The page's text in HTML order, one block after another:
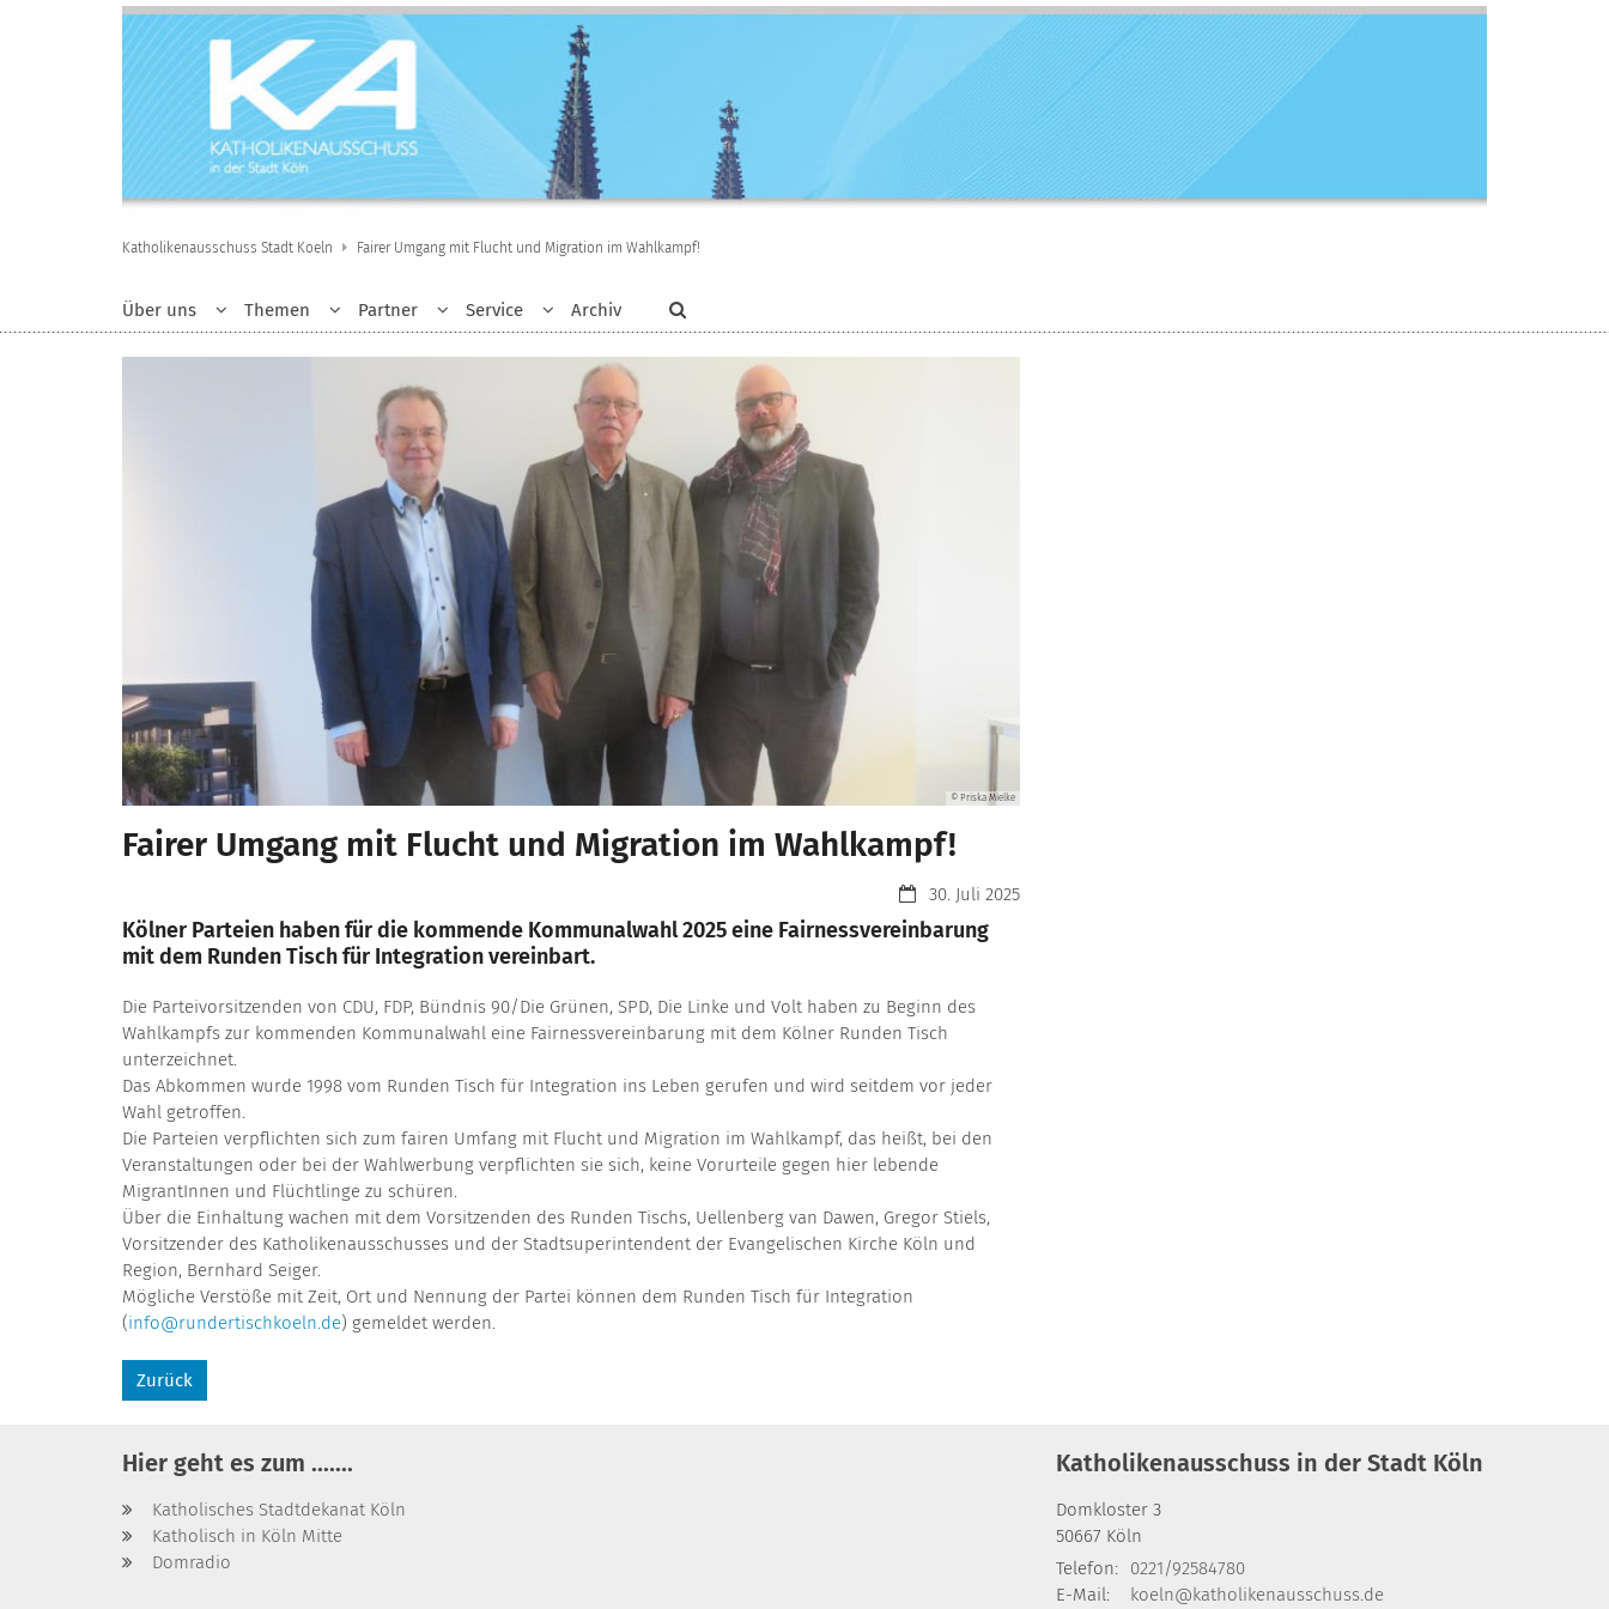
Zum Inhalt springen
Über uns Themen Partner Service Archiv
Katholikenausschuss Stadt Koeln Fairer Umgang mit Flucht und Migration im Wahlkampf!
© Priska Mielke
Fairer Umgang mit Flucht und Migration im Wahlkampf!
Datum:30. Juli 2025
Kölner Parteien haben für die kommende Kommunalwahl 2025 eine Fairnessvereinbarung
mit dem Runden Tisch für Integration vereinbart.
Die Parteivorsitzenden von CDU, FDP, Bündnis 90/Die Grünen, SPD, Die Linke und Volt haben zu Beginn des
Wahlkampfs zur kommenden Kommunalwahl eine Fairnessvereinbarung mit dem Kölner Runden Tisch
unterzeichnet.
Das Abkommen wurde 1998 vom Runden Tisch für Integration ins Leben gerufen und wird seitdem vor jeder
Wahl getroffen.
Die Parteien verpflichten sich zum fairen Umfang mit Flucht und Migration im Wahlkampf, das heißt, bei den
Veranstaltungen oder bei der Wahlwerbung verpflichten sie sich, keine Vorurteile gegen hier lebende
MigrantInnen und Flüchtlinge zu schüren.
Über die Einhaltung wachen mit dem Vorsitzenden des Runden Tischs, Uellenberg van Dawen, Gregor Stiels,
Vorsitzender des Katholikenausschusses und der Stadtsuperintendent der Evangelischen Kirche Köln und
Region, Bernhard Seiger.
Mögliche Verstöße mit Zeit, Ort und Nennung der Partei können dem Runden Tisch für Integration
(info@rundertischkoeln.de) gemeldet werden.
Zurück
Hier geht es zum .......
Katholisches Stadtdekanat Köln
Katholisch in Köln Mitte
Domradio
Katholikenausschuss in der Stadt Köln
Domkloster 3
50667 Köln
Telefon:
0221/92584780
E-Mail:
koeln@katholikenausschuss.de